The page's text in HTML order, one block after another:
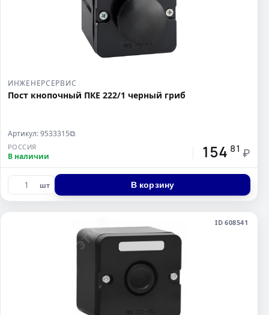
ИНЖЕНЕРСЕРВИС
Пост кнопочный ПКЕ 222/1 черный гриб
Артикул: 9533315⧉
РОССИЯ
В наличии 154 81 ₽
шт В корзину
ID 608541